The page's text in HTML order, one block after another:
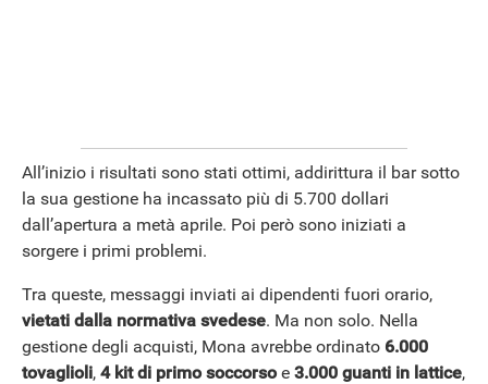
ANDROID
All’inizio i risultati sono stati ottimi, addirittura il bar sotto
la sua gestione ha incassato più di 5.700 dollari
dall’apertura a metà aprile. Poi però sono iniziati a
sorgere i primi problemi.
Tra queste, messaggi inviati ai dipendenti fuori orario,
vietati dalla normativa svedese. Ma non solo. Nella
gestione degli acquisti, Mona avrebbe ordinato 6.000
tovaglioli, 4 kit di primo soccorsoe 3.000 guanti in lattice,